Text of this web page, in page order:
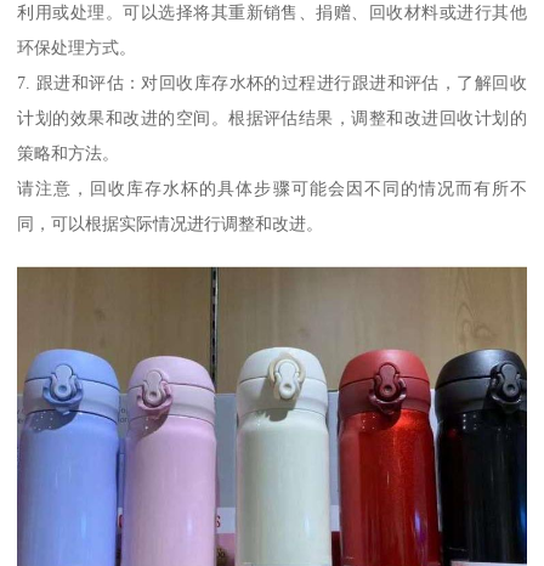
利用或处理。可以选择将其重新销售、捐赠、回收材料或进行其他
环保处理方式。
7. 跟进和评估：对回收库存水杯的过程进行跟进和评估，了解回收
计划的效果和改进的空间。根据评估结果，调整和改进回收计划的
策略和方法。
请注意，回收库存水杯的具体步骤可能会因不同的情况而有所不
同，可以根据实际情况进行调整和改进。